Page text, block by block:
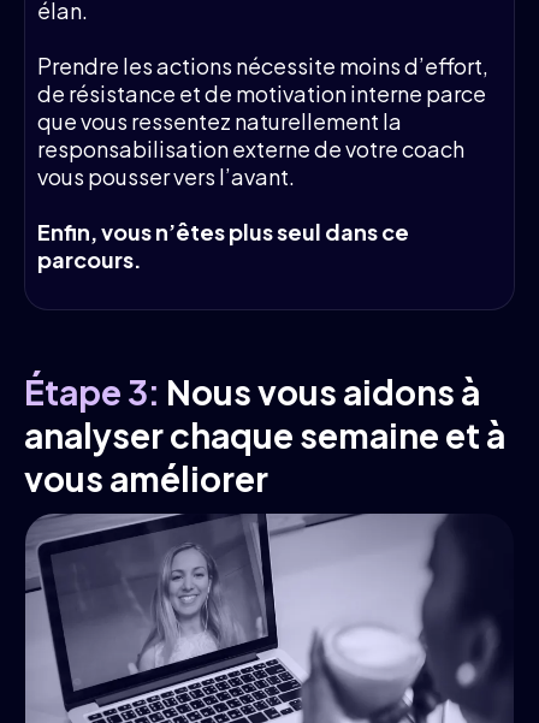
élan.
Prendre les actions nécessite moins d’effort,
de résistance et de motivation interne parce
que vous ressentez naturellement la
responsabilisation externe de votre coach
vous pousser vers l’avant.
Enfin, vous n’êtes plus seul dans ce
parcours.
Étape 3: Nous vous aidons à
analyser chaque semaine et à
vous améliorer